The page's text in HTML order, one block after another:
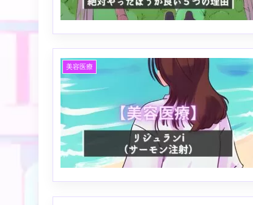
美容医療